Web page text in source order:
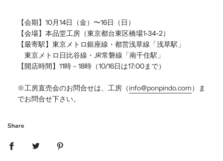
【会期】10月14日（金）〜16日（日）
【会場】本品堂工房（東京都台東区橋場1-34-2）
【最寄駅】東京メトロ銀座線・都営浅草線「浅草駅」
東京メトロ日比谷線・JR常磐線「南千住駅」
【開店時間】11時－18時（10/16日は17:00まで）
※工房直売会のお問合せは、工房（info@ponpindo.com）ま
でお問合せ下さい。
Share